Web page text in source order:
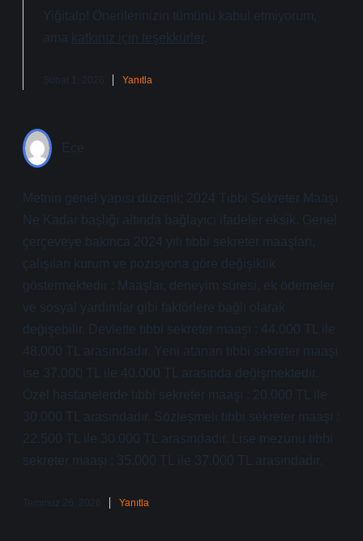
Yiğitalp! Önerilerinizin tümünü kabul etmiyorum,
ama katkınız için teşekkürler.
Şubat 1, 2026 Yanıtla
Metnin genel yapısı düzenli; 2024 Tıbbi Sekreter Maaşı
Ne Kadar başlığı altında bağlayıcı ifadeler eksik. Genel
çerçeveye bakınca 2024 yılı tıbbi sekreter maaşları,
çalışılan kurum ve pozisyona göre değişiklik
göstermektedir : Maaşlar, deneyim süresi, ek ödemeler
ve sosyal yardımlar gibi faktörlere bağlı olarak
değişebilir. Devlette tıbbi sekreter maaşı : 44.000 TL ile
48.000 TL arasındadır. Yeni atanan tıbbi sekreter maaşı
ise 37.000 TL ile 40.000 TL arasında değişmektedir.
Özel hastanelerde tıbbi sekreter maaşı : 20.000 TL ile
30.000 TL arasındadır. Sözleşmeli tıbbi sekreter maaşı :
22.500 TL ile 30.000 TL arasındadır. Lise mezunu tıbbi
sekreter maaşı : 35.000 TL ile 37.000 TL arasındadır.
Temmuz 26, 2026 Yanıtla